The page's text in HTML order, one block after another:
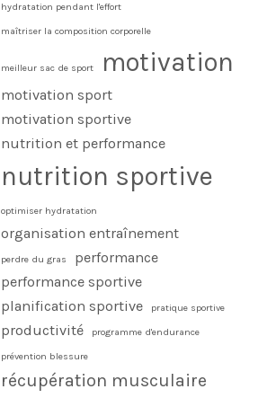
hydratation pendant l'effort
maîtriser la composition corporelle
meilleur sac de sport motivation
motivation sport
motivation sportive
nutrition et performance
nutrition sportive
optimiser hydratation
organisation entraînement
perdre du gras
performance
performance sportive
planification sportive
pratique sportive
productivité programme d'endurance
prévention blessure
récupération musculaire